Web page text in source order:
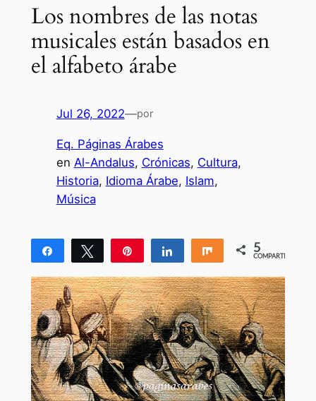
Los nombres de las notas
musicales están basados en
el alfabeto árabe
Jul 26, 2022—por
Eq. Páginas Árabes
en Al-Andalus, Crónicas, Cultura
Historia, Idioma Árabe, Islam
Música
Compartir Twittear Compartir Compartir
5
COMPARTIR